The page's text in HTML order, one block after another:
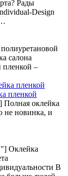
Рады
Design
салона
пленкой –
пленкой
оклейка
не новинка, и
Оклейка
В